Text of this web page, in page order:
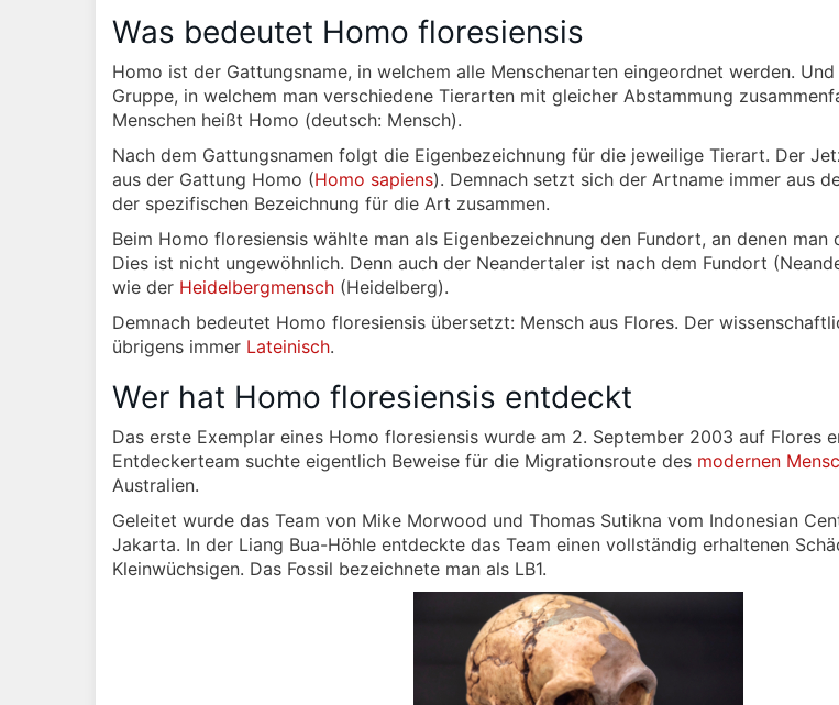
Was bedeutet Homo floresiensis
Homo ist der Gattungsname, in welchem alle Menschenarten eingeordnet werden.
Gruppe, in welchem man verschiedene Tierarten mit gleicher Abstammung
Menschen heißt Homo (deutsch: Mensch).
Nach dem Gattungsnamen folgt die Eigenbezeichnung für die jeweilige Tierart. Der
aus der Gattung Homo (Homo sapiens). Demnach setzt sich der Artname immer aus
der spezifischen Bezeichnung für die Art zusammen.
Beim Homo floresiensis wählte man als Eigenbezeichnung den Fundort, an denen man
Dies ist nicht ungewöhnlich. Denn auch der Neandertaler ist nach dem Fundort
wie der Heidelbergmensch (Heidelberg).
Demnach bedeutet Homo floresiensis übersetzt: Mensch aus Flores. Der
übrigens immer Lateinisch.
Wer hat Homo floresiensis entdeckt
Das erste Exemplar eines Homo floresiensis wurde am 2. September 2003 auf Flores
Entdeckerteam suchte eigentlich Beweise für die Migrationsroute des modernen
Australien.
Geleitet wurde das Team von Mike Morwood und Thomas Sutikna vom Indonesian
Jakarta. In der Liang Bua-Höhle entdeckte das Team einen vollständig erhaltenen
Kleinwüchsigen. Das Fossil bezeichnete man als LB1.